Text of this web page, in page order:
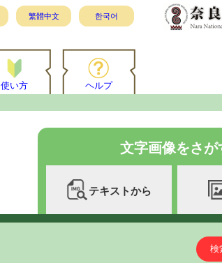
繁體中文 한국어
使い方 ヘルプ
文字画像をさが
テキストから
検